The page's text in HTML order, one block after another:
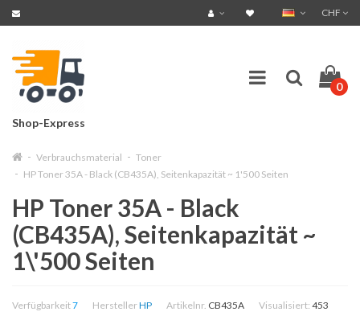
CHF
Shop-Express
0
Verbrauchsmaterial
Toner
HP Toner 35A - Black (CB435A), Seitenkapazität ~ 1'500 Seiten
HP Toner 35A - Black
(CB435A), Seitenkapazität ~
1\'500 Seiten
Verfügbarkeit7 HerstellerHP Artikelnr. CB435A Visualisiert: 453